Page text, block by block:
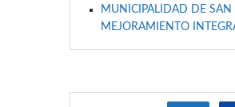
MUNICIPALIDAD DE SAN
MEJORAMIENTO